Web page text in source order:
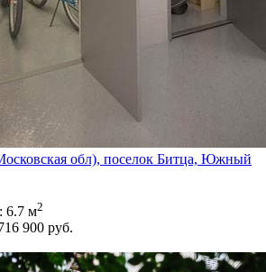
обл), поселок Битца, Южный
6.7 м2
900 руб.